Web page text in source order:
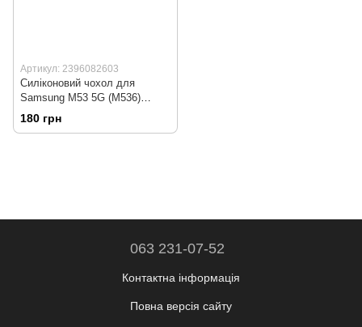
Артикул: 2396082603
Силіконовий чохол для
Samsung M53 5G (M536)
фіалковий Soft Silicone Case
Full (бампер)
180 грн
063 231-07-52
Контактна інформація
Повна версія сайту